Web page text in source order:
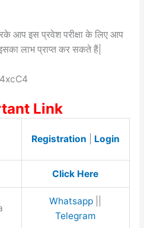
आप इस प्रवेश परीक्षा के लिए आप
लाभ प्राप्त कर सकते हैं|
Link
Registration Login
Click Here
Whatsapp
Telegram